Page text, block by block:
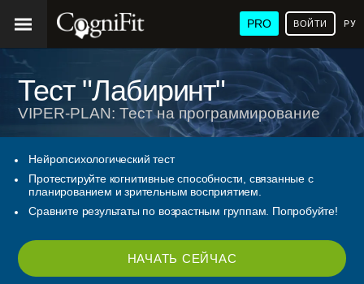
PRO ВОЙТИ
Тест "Лабиринт"
VIPER-PLAN: Тест на программирование
Нейропсихологический тест
Протестируйте когнитивные способности, связанные с
планированием и зрительным восприятием.
Сравните результаты по возрастным группам. Попробуйте!
НАЧАТЬ СЕЙЧАС